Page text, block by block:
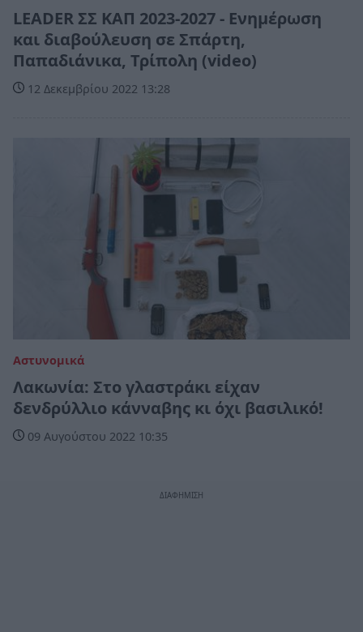
LEADER ΣΣ ΚΑΠ 2023-2027 - Ενημέρωση
και διαβούλευση σε Σπάρτη,
Παπαδιάνικα, Τρίπολη (video)
12 Δεκεμβρίου 2022 13:28
Αστυνομικά
Λακωνία: Στο γλαστράκι είχαν
δενδρύλλιο κάνναβης κι όχι βασιλικό!
09 Αυγούστου 2022 10:35